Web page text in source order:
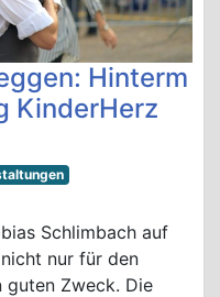
Hinterm
KinderHerz
Schlimbach auf
nur für den
guten Zweck. Die